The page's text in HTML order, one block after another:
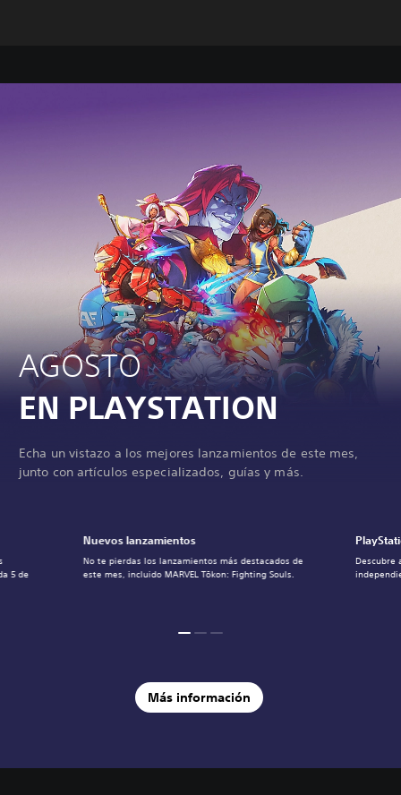
AGOSTO
EN PLAYSTATION
Echa un vistazo a los mejores lanzamientos de este mes,
junto con artículos especializados, guías y más.
Nuevos lanzamientos
No te pierdas los lanzamientos más destacados de
este mes, incluido MARVEL Tōkon: Fighting Souls.
Descubre
5 de
Más información